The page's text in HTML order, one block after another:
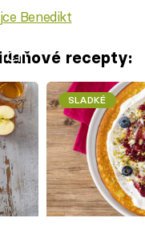
Benedikt
recepty:
SLADKÉ